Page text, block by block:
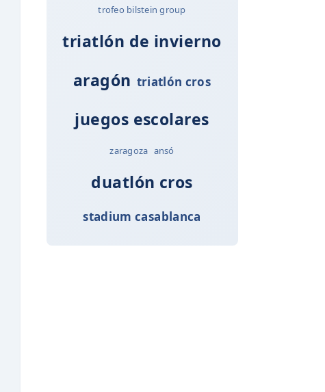
trofeo bilstein group
triatlón de invierno
aragón triatlón cros
juegos escolares
zaragoza ansó
duatlón cros
stadium casablanca